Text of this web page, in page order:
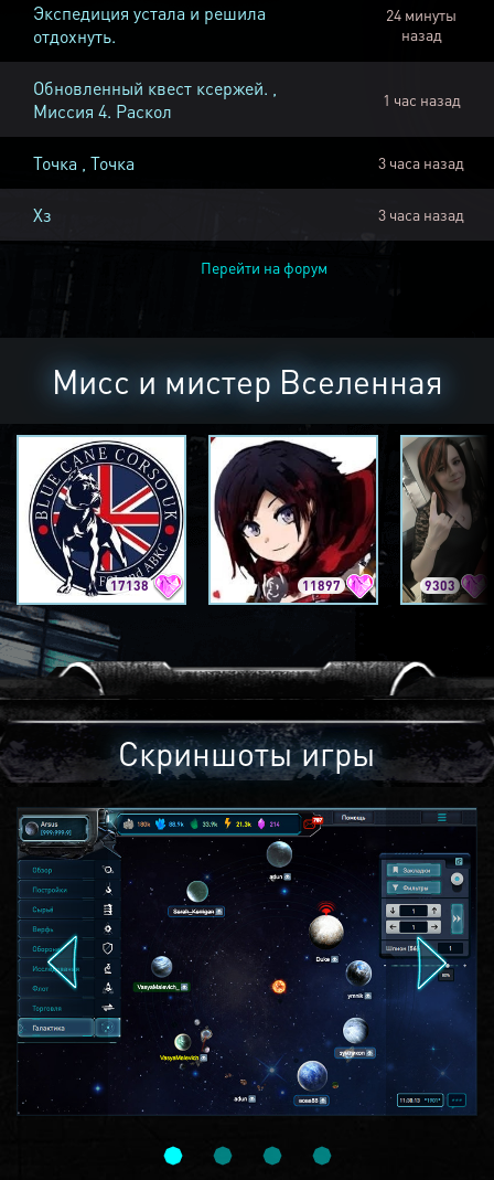
Экспедиция устала и решила
отдохнуть.
24 минуты
назад
Обновленный квест ксержей. ,
Миссия 4. Раскол
1 час назад
Точка , Точка 3 часа назад
Хз 3 часа назад
Перейти на форум
Мисс и мистер Вселенная
17138 11897 9303
Скриншоты игры